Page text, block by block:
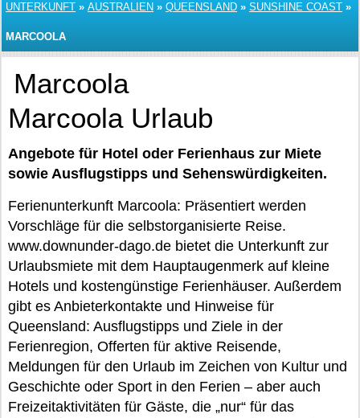
UNTERKUNFT » AUSTRALIEN » QUEENSLAND » SUNSHINE COAST »
MARCOOLA
Marcoola
Marcoola Urlaub
Angebote für Hotel oder Ferienhaus zur Miete
sowie Ausflugstipps und Sehenswürdigkeiten.
Ferienunterkunft Marcoola: Präsentiert werden
Vorschläge für die selbstorganisierte Reise.
www.downunder-dago.de bietet die Unterkunft zur
Urlaubsmiete mit dem Hauptaugenmerk auf kleine
Hotels und kostengünstige Ferienhäuser. Außerdem
gibt es Anbieterkontakte und Hinweise für
Queensland: Ausflugstipps und Ziele in der
Ferienregion, Offerten für aktive Reisende,
Meldungen für den Urlaub im Zeichen von Kultur und
Geschichte oder Sport in den Ferien – aber auch
Freizeitaktivitäten für Gäste, die „nur“ für das